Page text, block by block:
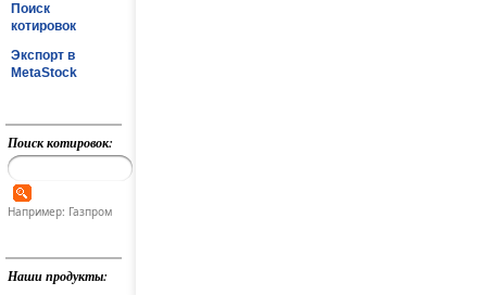
Поиск
котировок
Экспорт в
MetaStock
Поиск котировок:
Например: Газпром
Наши продукты: